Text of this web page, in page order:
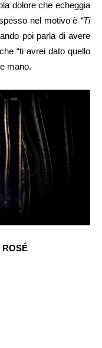
dolore che echeggia
nel motivo è “Ti
poi parla di avere
“ti avrei dato quello
mano.
ROSÉ